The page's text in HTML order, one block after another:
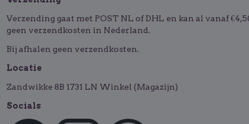
Verzending gaat met POST NL of DHL en kan al vanaf
geen verzendkosten in Nederland.
Bij afhalen geen verzendkosten.
Locatie
Zandwikke 8B 1731 LN Winkel (Magazijn)
Socials